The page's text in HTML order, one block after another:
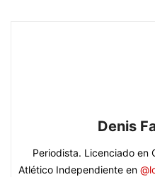
Denis
Periodista. Licenciado en
Atlético Independiente en